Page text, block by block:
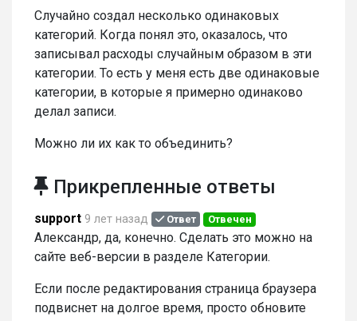
Случайно создал несколько одинаковых
категорий. Когда понял это, оказалось, что
записывал расходы случайным образом в эти
категории. То есть у меня есть две одинаковые
категории, в которые я примерно одинаково
делал записи.
Можно ли их как то объединить?
Прикрепленные ответы
support 9 лет назад Ответ Отвечен
Александр, да, конечно. Сделать это можно на
сайте веб-версии в разделе Категории.
Если после редактирования страница браузера
подвиснет на долгое время, просто обновите